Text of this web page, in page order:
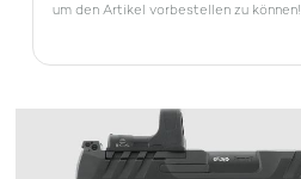
um den Artikel vorbestellen zu können!